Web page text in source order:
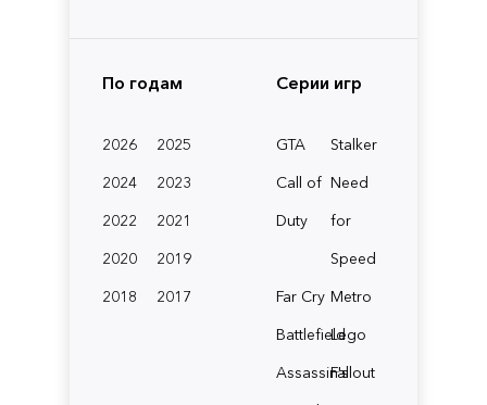
По годам
2026
2025
2024
2023
2022
2021
2020
2019
2018
2017
Серии игр
GTA
Stalker
Call of
Duty
Need
for
Speed
Far Cry Metro
BattlefieldLego
Assassin'sFallout